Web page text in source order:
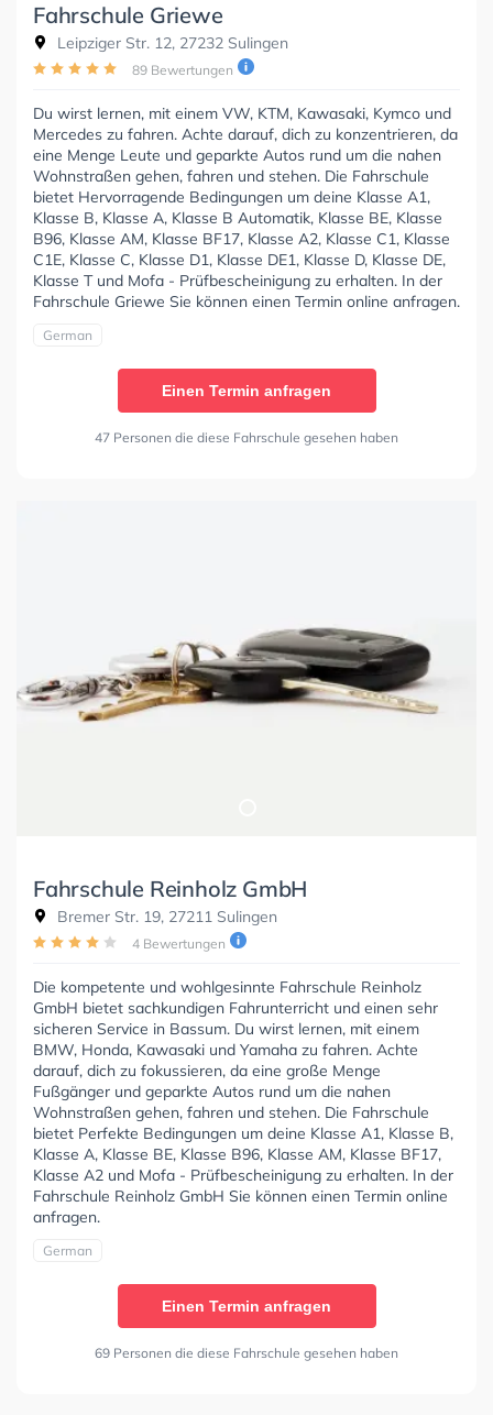
Fahrschule Griewe
Leipziger Str. 12, 27232 Sulingen
89 Bewertungen
Du wirst lernen, mit einem VW, KTM, Kawasaki, Kymco und
Mercedes zu fahren. Achte darauf, dich zu konzentrieren, da
eine Menge Leute und geparkte Autos rund um die nahen
Wohnstraßen gehen, fahren und stehen. Die Fahrschule
bietet Hervorragende Bedingungen um deine Klasse A1,
Klasse B, Klasse A, Klasse B Automatik, Klasse BE, Klasse
B96, Klasse AM, Klasse BF17, Klasse A2, Klasse C1, Klasse
C1E, Klasse C, Klasse D1, Klasse DE1, Klasse D, Klasse DE,
Klasse T und Mofa - Prüfbescheinigung zu erhalten. In der
Fahrschule Griewe Sie können einen Termin online anfragen.
German
Einen Termin anfragen
47 Personen die diese Fahrschule gesehen haben
Fahrschule Reinholz GmbH
Bremer Str. 19, 27211 Sulingen
4 Bewertungen
Die kompetente und wohlgesinnte Fahrschule Reinholz
GmbH bietet sachkundigen Fahrunterricht und einen sehr
sicheren Service in Bassum. Du wirst lernen, mit einem
BMW, Honda, Kawasaki und Yamaha zu fahren. Achte
darauf, dich zu fokussieren, da eine große Menge
Fußgänger und geparkte Autos rund um die nahen
Wohnstraßen gehen, fahren und stehen. Die Fahrschule
bietet Perfekte Bedingungen um deine Klasse A1, Klasse B,
Klasse A, Klasse BE, Klasse B96, Klasse AM, Klasse BF17,
Klasse A2 und Mofa - Prüfbescheinigung zu erhalten. In der
Fahrschule Reinholz GmbH Sie können einen Termin online
anfragen.
German
Einen Termin anfragen
69 Personen die diese Fahrschule gesehen haben